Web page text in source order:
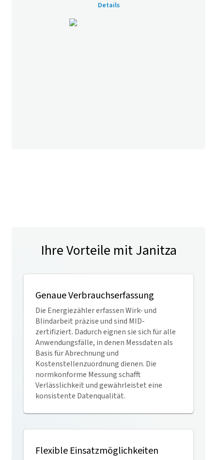
Details
Ihre Vorteile mit Janitza
Genaue Verbrauchserfassung
Die Energiezähler erfassen Wirk- und
Blindarbeit präzise und sind MID-
zertifiziert. Dadurch eignen sie sich für alle
Anwendungsfälle, in denen Messdaten als
Basis für Abrechnung und
Kostenstellenzuordnung dienen. Die
normkonforme Messung schafft
Verlässlichkeit und gewährleistet eine
konsistente Datenqualität.
Flexible Einsatzmöglichkeiten